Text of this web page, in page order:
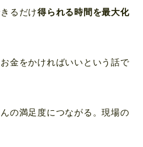
るだけ得られる時間を最大化
金をかければいいという話で
の満足度につながる。現場の